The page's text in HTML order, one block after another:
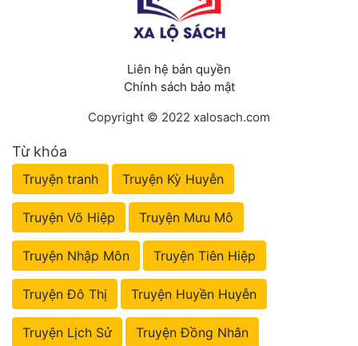
Liên hệ bản quyền
Chính sách bảo mật
Copyright © 2022 xalosach.com
Từ khóa
Truyện tranh Truyện Kỳ Huyễn
Truyện Võ Hiệp Truyện Mưu Mô
Truyện Nhập Môn Truyện Tiên Hiệp
Truyện Đô Thị Truyện Huyền Huyễn
Truyện Lịch Sử Truyện Đồng Nhân